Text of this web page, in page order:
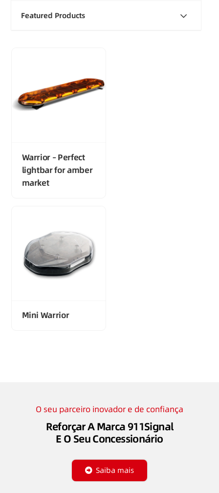
Featured Products
Warrior – Perfect
lightbar for amber
market
Mini Warrior
O seu parceiro inovador e de confiança
Reforçar A Marca 911Signal
E O Seu Concessionário
Saiba mais